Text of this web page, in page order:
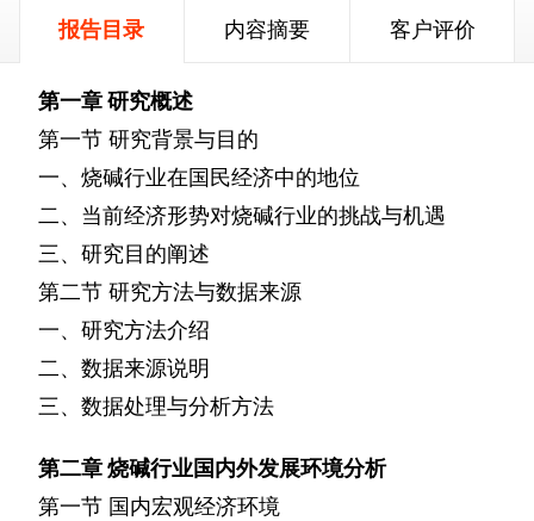
报告目录 内容摘要 客户评价
第一章研究概述
第一节 研究背景与目的
一、烧碱行业在国民经济中的地位
二、当前经济形势对烧碱行业的挑战与机遇
三、研究目的阐述
第二节 研究方法与数据来源
一、研究方法介绍
二、数据来源说明
三、数据处理与分析方法
第二章烧碱行业国内外发展环境分析
第一节 国内宏观经济环境